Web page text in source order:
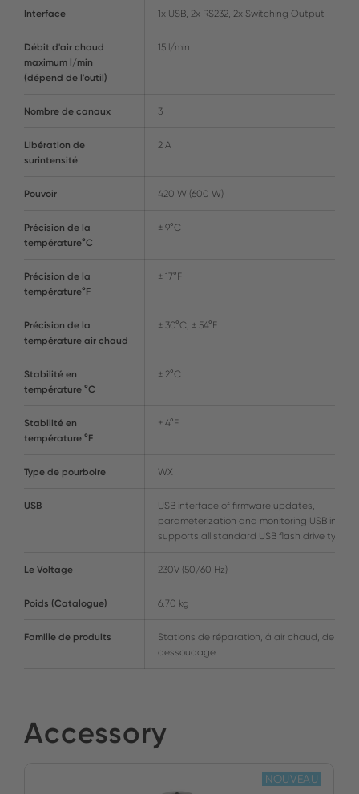
Interface 1x USB, 2x RS232, 2x Switching Output
Débit d'air chaud
maximum l/min
(dépend de l'outil)
15 l/min
Nombre de canaux 3
Libération de
surintensité
2 A
Pouvoir 420 W (600 W)
Précision de la
température°C
± 9°C
Précision de la
température°F
± 17°F
Précision de la
température air chaud
± 30°C, ± 54°F
Stabilité en
température °C
± 2°C
Stabilité en
température °F
± 4°F
Type de pourboire WX
USB
USB interface of firmware updates,
parameterization and monitoring USB
supports all standard USB flash drive types
Le Voltage 230V (50/60 Hz)
Poids (Catalogue) 6.70 kg
Famille de produits
Stations de réparation, á air chaud, de
dessoudage
Accessory
NOUVEAU